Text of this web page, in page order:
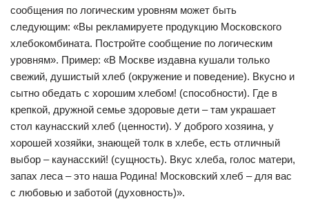
сообщения по логическим уровням может быть
следующим: «Вы рекламируете продукцию Московского
хлебокомбината. Постройте сообщение по логическим
уровням». Пример: «В Москве издавна кушали только
свежий, душистый хлеб (окружение и поведение). Вкусно и
сытно обедать с хорошим хлебом! (способности). Где в
крепкой, дружной семье здоровые дети – там украшает
стол каунасский хлеб (ценности). У доброго хозяина, у
хорошей хозяйки, знающей толк в хлебе, есть отличный
выбор – каунасский! (сущность). Вкус хлеба, голос матери,
запах леса – это наша Родина! Московский хлеб – для вас
с любовью и заботой (духовность)».